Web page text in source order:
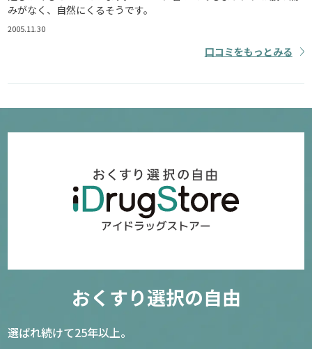
みがなく、自然にくるそうです。
2005.11.30
口コミをもっとみる
おくすり選択の自由
選ばれ続けて25年以上。